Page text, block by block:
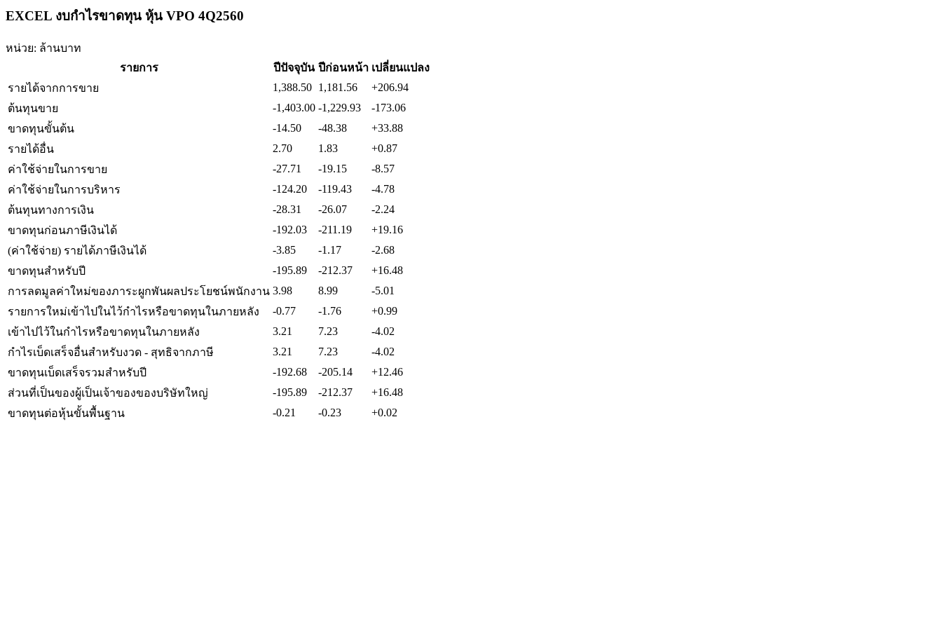
EXCEL งบกำไรขาดทุน หุ้น VPO 4Q2560
หน่วย: ล้านบาท
รายการ
ปีปัจจุบัน ปีก่อนหน้า เปลี่ยนแปลง
รายได้จากการขาย
1,388.50 1,181.56
+206.94
ต้นทุนขาย
-1,403.00 -1,229.93
-173.06
ขาดทุนขั้นต้น
-14.50 -48.38
+33.88
รายได้อื่น
2.70 1.83
+0.87
ค่าใช้จ่ายในการขาย
-27.71 -19.15
-8.57
ค่าใช้จ่ายในการบริหาร
-124.20 -119.43
-4.78
ต้นทุนทางการเงิน
-28.31 -26.07
-2.24
ขาดทุนก่อนภาษีเงินได้
-192.03 -211.19
+19.16
(ค่าใช้จ่าย) รายได้ภาษีเงินได้
-3.85 -1.17
-2.68
ขาดทุนสำหรับปี
-195.89 -212.37
+16.48
การลดมูลค่าใหม่ของภาระผูกพันผลประโยชน์พนักงาน 3.98 8.99
-5.01
รายการใหม่เข้าไปในไว้กำไรหรือขาดทุนในภายหลัง
-0.77 -1.76
+0.99
เข้าไปไว้ในกำไรหรือขาดทุนในภายหลัง
3.21 7.23
-4.02
กำไรเบ็ดเสร็จอื่นสำหรับงวด - สุทธิจากภาษี
3.21 7.23
-4.02
ขาดทุนเบ็ดเสร็จรวมสำหรับปี
-192.68 -205.14
+12.46
ส่วนที่เป็นของผู้เป็นเจ้าของของบริษัทใหญ่
-195.89 -212.37
+16.48
ขาดทุนต่อหุ้นขั้นพื้นฐาน
-0.21 -0.23 +0.02